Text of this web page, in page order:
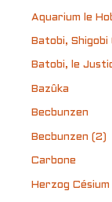
Aquarium le
Batobi, Shigobi
Batobi, le
Bazûka
Becbunzen
Becbunzen (2)
Carbone
Herzog